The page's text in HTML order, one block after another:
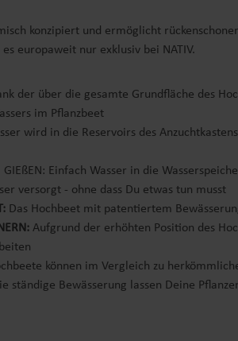
konzipiert und ermöglicht
europaweit nur exklusiv bei NATIV.
der über die gesamte Grundfläche des
im Pflanzbeet
wird in die Reservoirs des
GIEßEN: Einfach Wasser in die
versorgt - ohne dass Du etwas tun musst
Das Hochbeet mit patentiertem
Aufgrund der erhöhten Position des
können im Vergleich zu
ständige Bewässerung lassen Deine